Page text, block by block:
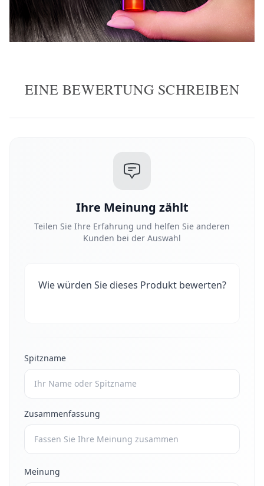
EINE BEWERTUNG SCHREIBEN
Ihre Meinung zählt
Teilen Sie Ihre Erfahrung und helfen Sie anderen
Kunden bei der Auswahl
Wie würden Sie dieses Produkt bewerten?
Spitzname
Zusammenfassung
Meinung